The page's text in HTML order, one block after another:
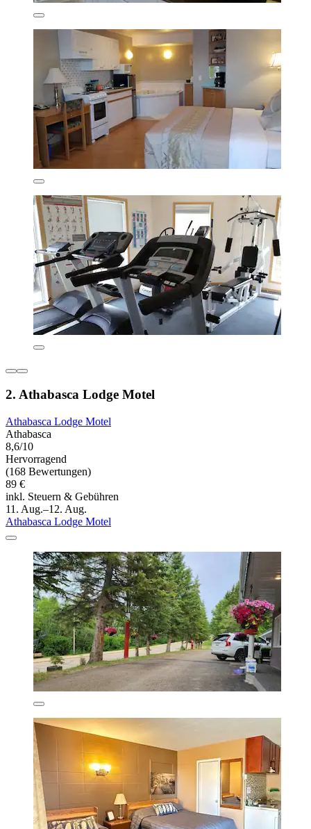
2. Athabasca Lodge Motel
Athabasca Lodge Motel
Athabasca
8,6/10
Hervorragend
(168 Bewertungen)
89 €
inkl. Steuern & Gebühren
11. Aug.–12. Aug.
Athabasca Lodge Motel